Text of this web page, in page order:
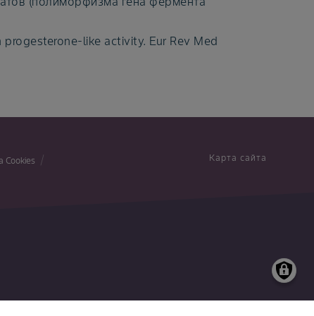
like activity. Eur Rev Med
Cookies
Карта сайта